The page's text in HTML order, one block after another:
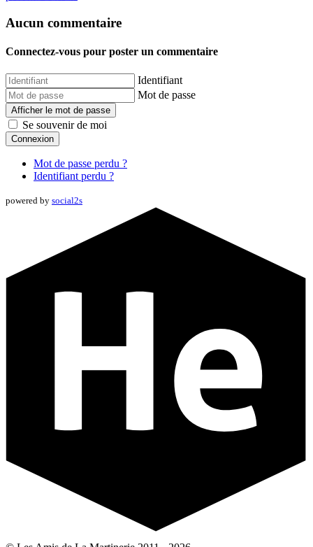
Aucun commentaire
Connectez-vous pour poster un commentaire
Identifiant
Mot de passe
Afficher le mot de passe
Se souvenir de moi
Connexion
Mot de passe perdu ?
Identifiant perdu ?
powered by social2s